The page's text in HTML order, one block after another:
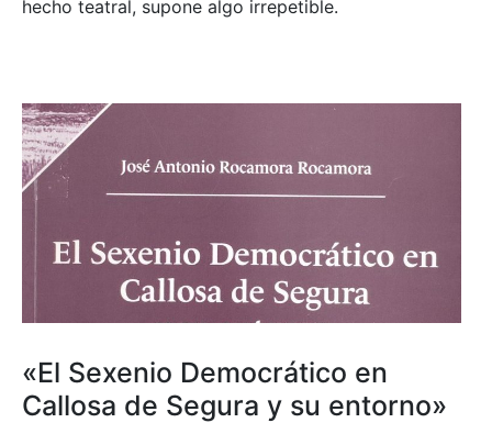
hecho teatral, supone algo irrepetible.
«El Sexenio Democrático en
Callosa de Segura y su entorno»